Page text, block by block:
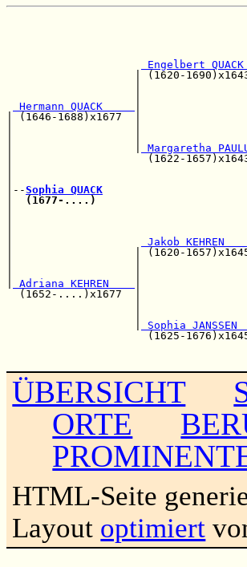
Engelbert
| (1620-
|
Hermann QUACK
| (1646-1688)x1677  |
|                   |
Margaretha
|                     (1622-
|
|--Sophia QUACK
(1677-....)
|
Jakob
|                   | (1620-
|
Adriana KEHREN
(1652-....)x1677  |
|
Sophia
(1625-
ÜBERSICHT
ORTE
HTML-Seite
Layout optimiert